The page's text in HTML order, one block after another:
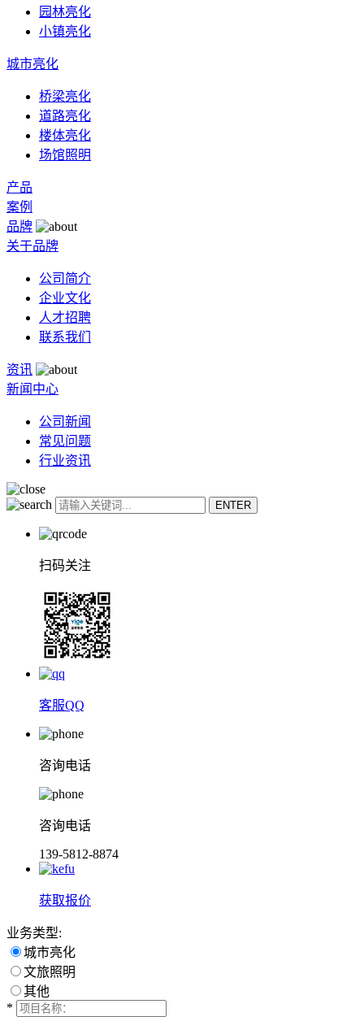
园林亮化
小镇亮化
城市亮化
桥梁亮化
道路亮化
楼体亮化
场馆照明
产品
案例
品牌
关于品牌
公司简介
企业文化
人才招聘
联系我们
资讯
新闻中心
公司新闻
常见问题
行业资讯
扫码关注
客服QQ
咨询电话
咨询电话
139-5812-8874
获取报价
业务类型:
城市亮化
文旅照明
其他
*